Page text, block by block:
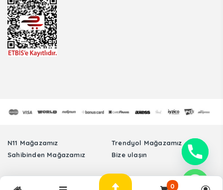
0
N11 Mağazamız
Trendyol Mağazamız
Sahibinden Mağazamız
Bize ulaşın
Tüm Hakları Saklıdır. © Sinmer Otomotiv Elektronik Sanayi Ticaret Limited